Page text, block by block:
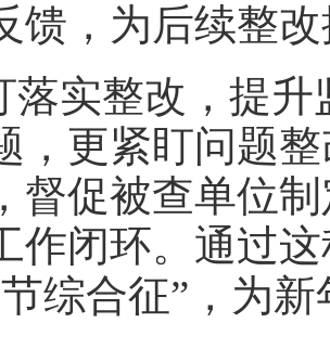
馈，为后续整
落实整改，提
，更紧盯问题
督促被查单位
作闭环。通过
综合征”，为